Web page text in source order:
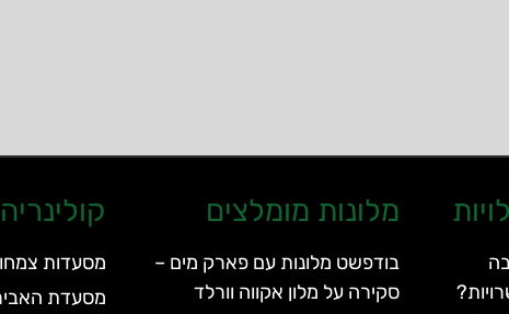
מלונות מומלצים
בודפשט מלונות עם פארק מים –
סקירה על מלון אקווה וורלד
קולינריה
מסעדות